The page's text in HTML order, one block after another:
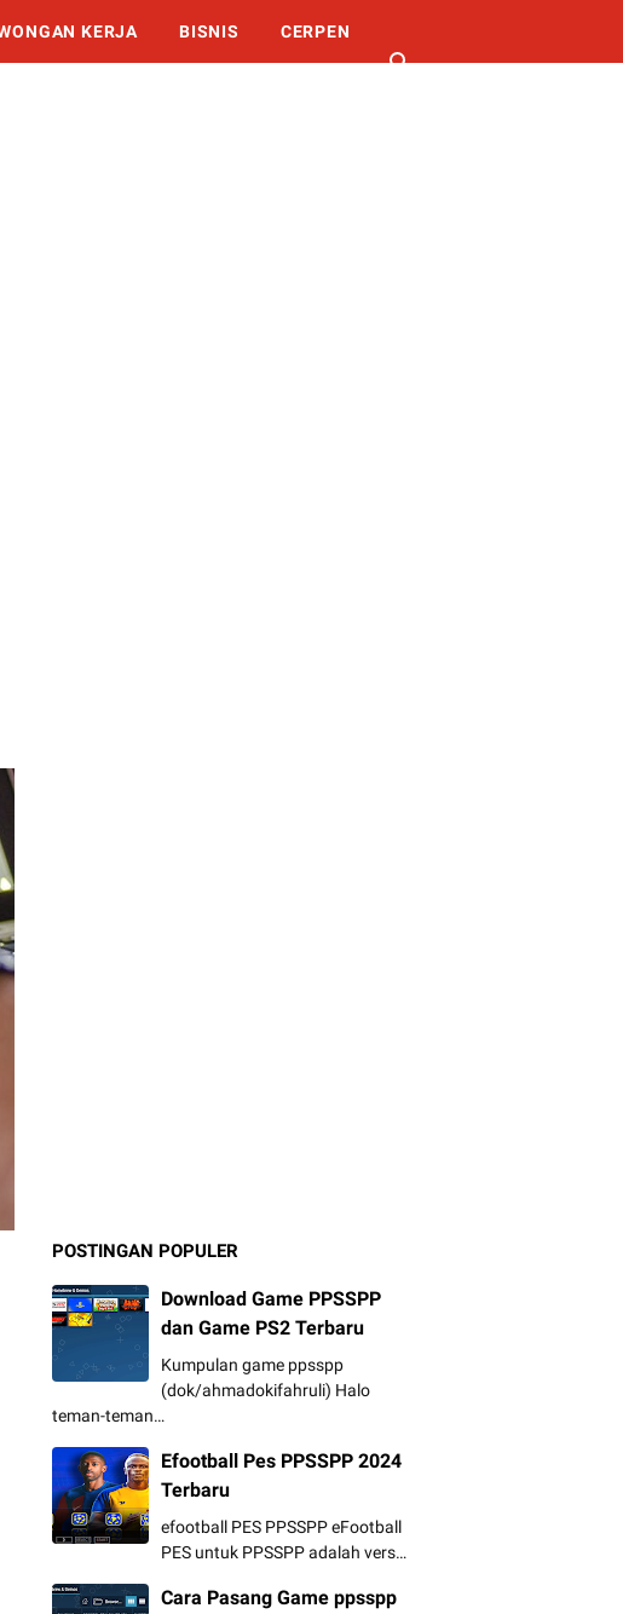
KERJA BISNIS CERPEN
POSTINGAN POPULER
Download Game PPSSPP
dan Game PS2 Terbaru
Kumpulan game ppsspp
(dok/ahmadokifahruli) Halo
teman-teman…
Efootball Pes PPSSPP 2024
Terbaru
efootball PES PPSSPP eFootball
PES untuk PPSSPP adalah vers…
Cara Pasang Game ppsspp